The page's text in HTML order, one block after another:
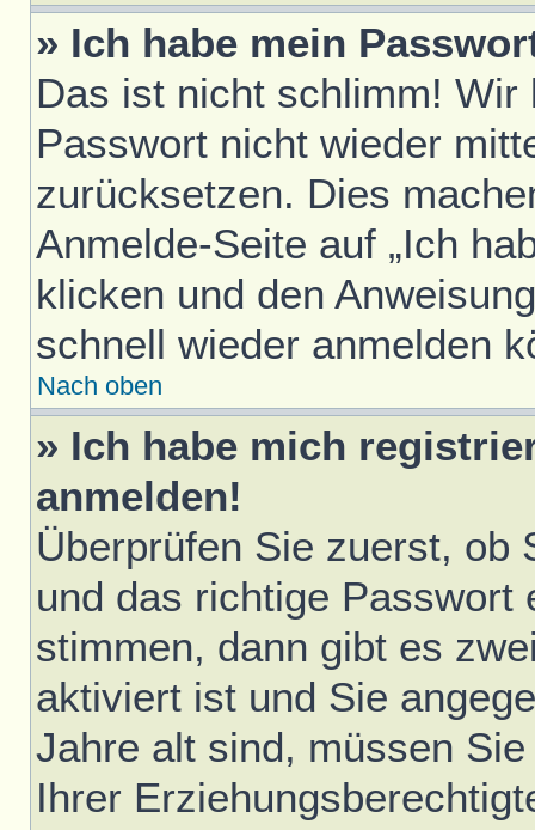
» Ich habe mein
Das ist nicht schlimm!
Passwort nicht wieder
zurücksetzen. Dies
Anmelde-Seite auf „Ich
klicken und den
schnell wieder anmelden
Nach oben
» Ich habe mich
anmelden!
Überprüfen Sie zuerst, ob
und das richtige Passwort
stimmen, dann gibt es
aktiviert ist und Sie
Jahre alt sind, müssen
Ihrer